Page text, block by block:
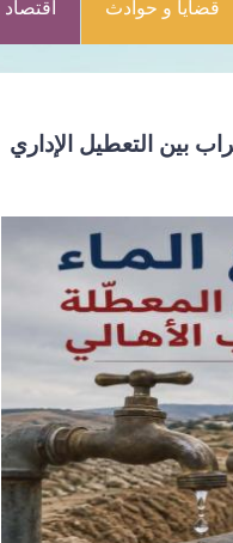
قضايا و حوادث اقتصاد
بين التعطيل الإداري